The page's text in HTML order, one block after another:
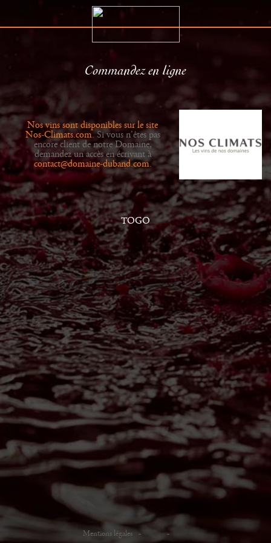
Histoire
Vins
Distributeurs
Actualités
Commandez en ligne
Nos vins sont disponibles sur le site
Nos-Climats.com. Si vous n'êtes pas
encore client de notre Domaine,
demandez un accès en écrivant à
contact@domaine-duband.com.
TOGO
Mentions légales